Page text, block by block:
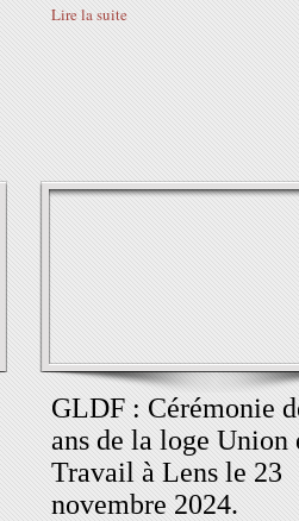
Lire la suite
GLDF : Cérémonie
ans de la loge Union
Travail à Lens le 23
novembre 2024.